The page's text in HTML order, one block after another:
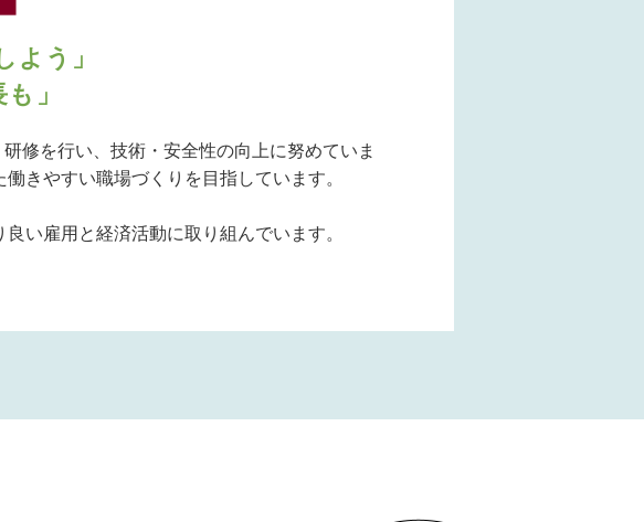
よう」
」
修を行い、技術・安全性の向上に努めていま
きやすい職場づくりを目指しています。
い雇用と経済活動に取り組んでいます。